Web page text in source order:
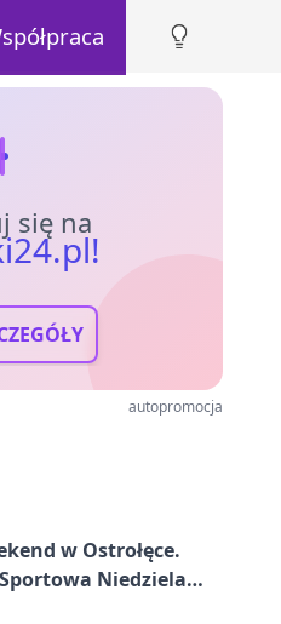
się na
autopromocja
w Ostrołęce.
Niedziela